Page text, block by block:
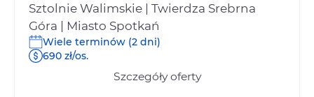
Sztolnie Walimskie | Twierdza Srebrna
Góra | Miasto Spotkań
Wiele terminów (2 dni)
690 zł/os.
Szczegóły oferty